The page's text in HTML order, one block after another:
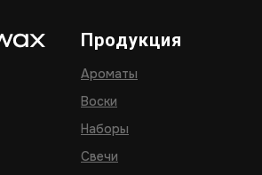
Продукция
Ароматы
Воски
Наборы
Свечи